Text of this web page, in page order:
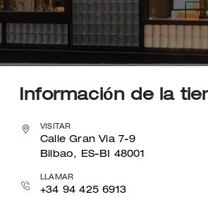
Información de la
VISITAR
Calle Gran Via 7-9
Bilbao, ES-BI 48001
LLAMAR
+34 94 425 6913